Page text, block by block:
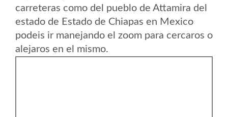
carreteras como del pueblo de Attamira del
estado de Estado de Chiapas en Mexico
podeis ir manejando el zoom para cercaros o
alejaros en el mismo.